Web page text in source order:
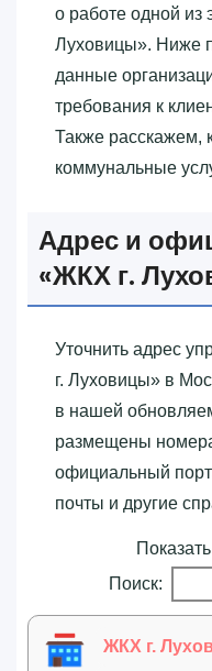
о работе одной из
Луховицы»‎. Ниже
данные
требования к
Также расскажем,
коммунальные
Адрес и
«‎ЖКХ г.
Уточнить адрес
г. Луховицы»‎ в
в нашей
размещены
официальный
почты и другие
Показать
Поиск:
ЖКХ г.